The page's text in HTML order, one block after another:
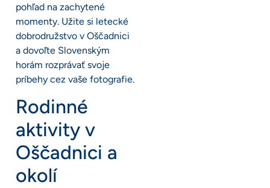
pohľad na zachytené
momenty. Užite si letecké
dobrodružstvo v Oščadnici
a dovoľte Slovenským
horám rozprávať svoje
príbehy cez vaše fotografie.
Rodinné
aktivity v
Oščadnici a
okolí